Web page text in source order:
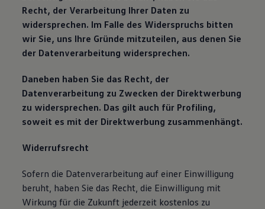
Recht, der Verarbeitung Ihrer Daten zu
widersprechen. Im Falle des Widerspruchs bitten
wir Sie, uns Ihre Gründe mitzuteilen, aus denen Sie
der Datenverarbeitung widersprechen.
Daneben haben Sie das Recht, der
Datenverarbeitung zu Zwecken der Direktwerbung
zu widersprechen. Das gilt auch für Profiling,
soweit es mit der Direktwerbung zusammenhängt.
Widerrufsrecht
Sofern die Datenverarbeitung auf einer Einwilligung
beruht, haben Sie das Recht, die Einwilligung mit
Wirkung für die Zukunft jederzeit kostenlos zu